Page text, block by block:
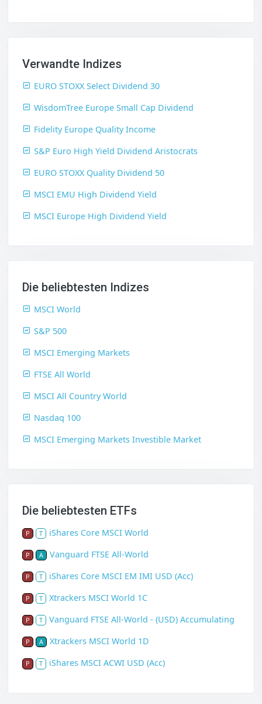
Verwandte Indizes
EURO STOXX Select Dividend 30
WisdomTree Europe Small Cap Dividend
Fidelity Europe Quality Income
S&P Euro High Yield Dividend Aristocrats
EURO STOXX Quality Dividend 50
MSCI EMU High Dividend Yield
MSCI Europe High Dividend Yield
Die beliebtesten Indizes
MSCI World
S&P 500
MSCI Emerging Markets
FTSE All World
MSCI All Country World
Nasdaq 100
MSCI Emerging Markets Investible Market
Die beliebtesten ETFs
P T iShares Core MSCI World
P A Vanguard FTSE All-World
P T iShares Core MSCI EM IMI USD (Acc)
P T Xtrackers MSCI World 1C
P T Vanguard FTSE All-World - (USD) Accumulating
P A Xtrackers MSCI World 1D
P T iShares MSCI ACWI USD (Acc)